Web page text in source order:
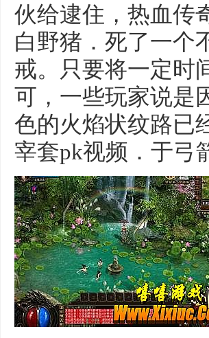
伙给逮住，热血传
白野猪．死了一个
戒。只要将一定时
可，一些玩家说是
色的火焰状纹路已
宰套pk视频．于弓